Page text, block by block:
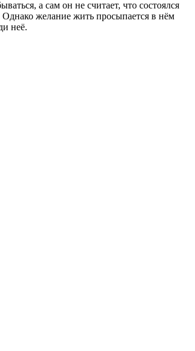
а сам он не считает, что состоялся
желание жить просыпается в нём
неё.